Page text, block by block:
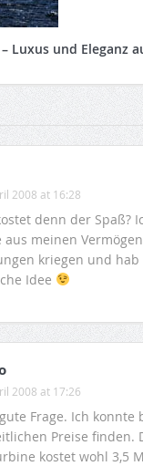
Luxus und Eleganz
2008 at 16:28
denn der Spaß?
aus meinen
kriegen und hab
Idee
2008 at 17:26
Frage. Ich konnte
Preise finden.
kostet wohl 3,5